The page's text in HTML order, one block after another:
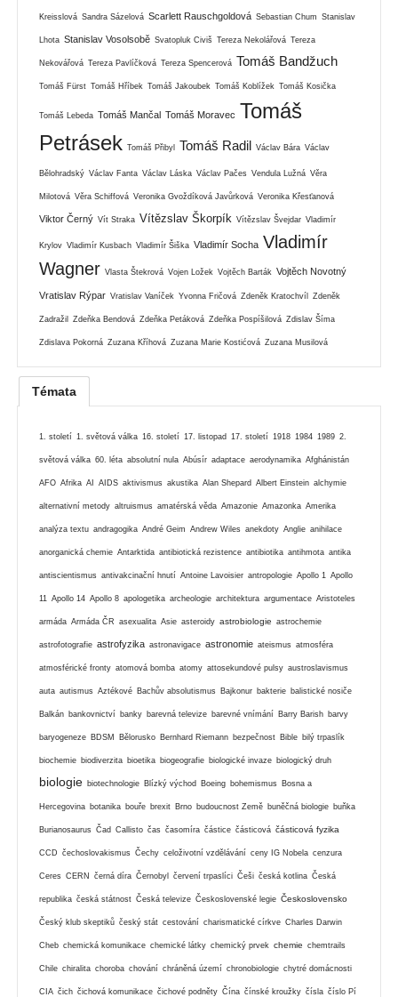
Kreisslová Sandra Sázelová Scarlett Rauschgoldová Sebastian Chum Stanislav
Lhota Stanislav Vosolsobě Svatopluk Civiš Tereza Nekolářová Tereza
Nekovářová Tereza Pavlíčková Tereza Spencerová Tomáš Bandžuch
Tomáš Fürst Tomáš Hříbek Tomáš Jakoubek Tomáš Koblížek Tomáš Kosička
Tomáš Lebeda Tomáš Mančal Tomáš Moravec Tomáš
Petrásek Tomáš Přibyl Tomáš Radil Václav Bára Václav
Bělohradský Václav Fanta Václav Láska Václav Pačes Vendula Lužná Věra
Milotová Věra Schiffová Veronika Gvoždíková Javůrková Veronika Křesťanová
Viktor Černý Vít Straka Vítězslav Škorpík Vítězslav Švejdar Vladimír
Krylov Vladimír Kusbach Vladimír Šiška Vladimír Socha Vladimír
Wagner Vlasta Štekrová Vojen Ložek Vojtěch Barták Vojtěch Novotný
Vratislav Rýpar Vratislav Vaníček Yvonna Fričová Zdeněk Kratochvíl Zdeněk
Zadražil Zdeňka Bendová Zdeňka Petáková Zdeňka Pospíšilová Zdislav Šíma
Zdislava Pokorná Zuzana Kříhová Zuzana Marie Kostićová Zuzana Musilová
Témata
1. století 1. světová válka 16. století 17. listopad 17. století 1918 1984 1989 2.
světová válka 60. léta absolutní nula Abúsír adaptace aerodynamika Afghánistán
AFO Afrika AI AIDS aktivismus akustika Alan Shepard Albert Einstein alchymie
alternativní metody altruismus amatérská věda Amazonie Amazonka Amerika
analýza textu andragogika André Geim Andrew Wiles anekdoty Anglie anihilace
anorganická chemie Antarktida antibiotická rezistence antibiotika antihmota antika
antiscientismus antivakcinační hnutí Antoine Lavoisier antropologie Apollo 1 Apollo
11 Apollo 14 Apollo 8 apologetika archeologie architektura argumentace Aristoteles
armáda Armáda ČR asexualita Asie asteroidy astrobiologie astrochemie
astrofotografie astrofyzika astronavigace astronomie ateismus atmosféra
atmosférické fronty atomová bomba atomy attosekundové pulsy austroslavismus
auta autismus Aztékové Bachův absolutismus Bajkonur bakterie balistické nosiče
Balkán bankovnictví banky barevná televize barevné vnímání Barry Barish barvy
baryogeneze BDSM Bělorusko Bernhard Riemann bezpečnost Bible bilý trpaslík
biochemie biodiverzita bioetika biogeografie biologické invaze biologický druh
biologie biotechnologie Blízký východ Boeing bohemismus Bosna a
Hercegovina botanika bouře brexit Brno budoucnost Země buněčná biologie buňka
Burianosaurus Čad Callisto čas časomíra částice částicová částicová fyzika
CCD čechoslovakismus Čechy celoživotní vzdělávání ceny IG Nobela cenzura
Ceres CERN černá díra Černobyl červení trpaslíci Češi česká kotlina Česká
republika česká státnost Česká televize Československé legie Československo
Český klub skeptiků český stát cestování charismatické církve Charles Darwin
Cheb chemická komunikace chemické látky chemický prvek chemie chemtrails
Chile chiralita choroba chování chráněná území chronobiologie chytré domácnosti
CIA čich čichová komunikace čichové podněty Čína čínské kroužky čísla číslo Pí